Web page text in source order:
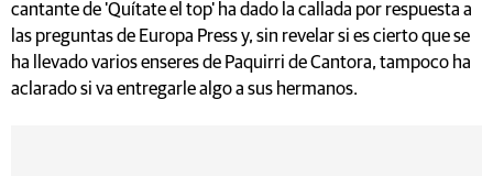
cantante de 'Quítate el top' ha dado la callada por respuesta a
las preguntas de Europa Press y, sin revelar si es cierto que se
ha llevado varios enseres de Paquirri de Cantora, tampoco ha
aclarado si va entregarle algo a sus hermanos.